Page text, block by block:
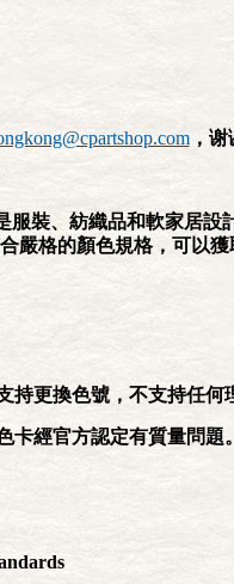
，谢
裝、紡織品和軟家居設
嚴格的顏色規格，可以
持更換色號，不支持任何
卡經官方認定有質量問題。